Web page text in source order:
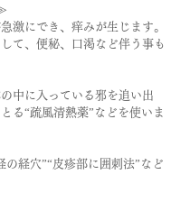
激にでき、痒みが生じます。
て、便秘、口渇など伴う事も
中に入っている邪を追い出
る“疏風清熱薬”などを使いま
の経穴”“皮疹部に囲刺法”など